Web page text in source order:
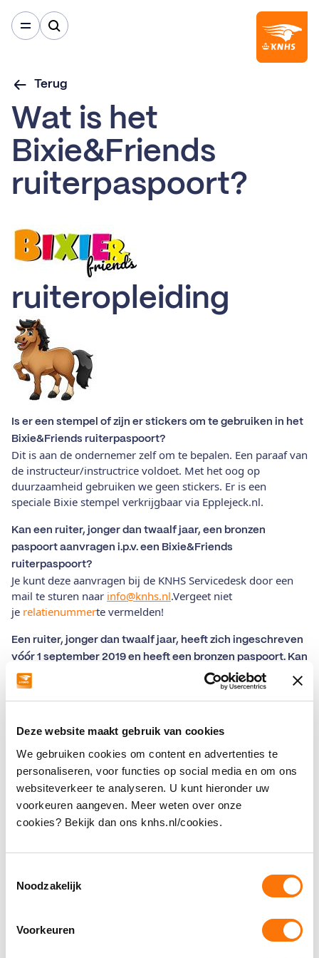
Deze website maakt gebruik van cookies
We gebruiken cookies om content en advertenties te
personaliseren, voor functies op social media en om ons
websiteverkeer te analyseren. U kunt hieronder uw
voorkeuren aangeven. Meer weten over onze
cookies? Bekijk dan ons knhs.nl/cookies.
Noodzakelijk
Voorkeuren
Terug
Wat is het
Bixie&Friends
ruiterpaspoort?
ruiteropleiding
Is er een stempel of zijn er stickers om te gebruiken in het
Bixie&Friends ruiterpaspoort?
Dit is aan de ondernemer zelf om te bepalen. Een paraaf van
de instructeur/instructrice voldoet. Met het oog op
duurzaamheid gebruiken we geen stickers. Er is een
speciale Bixie stempel verkrijgbaar via Epplejeck.nl.
Kan een ruiter, jonger dan twaalf jaar, een bronzen
paspoort aanvragen i.p.v. een Bixie&Friends
ruiterpaspoort?
Je kunt deze aanvragen bij de KNHS Servicedesk door een
mail te sturen naar info@knhs.nl.Vergeet niet
je relatienummerte vermelden!
Een ruiter, jonger dan twaalf jaar, heeft zich ingeschreven
vóór 1 september 2019 en heeft een bronzen paspoort. Kan
hij/zij deze inruilen voor een Bixie&Friends
ruiterpaspoort?
0577408300. Vergeet niet jerelatienummer
Wedstrijden